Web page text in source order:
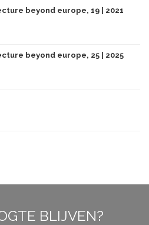
beyond europe, 19 | 2021
beyond europe, 25 | 2025
BLIJVEN?